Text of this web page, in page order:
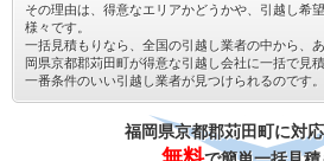
その理由は、得意なエリアかどうかや、引越し希
様々です。
一括見積もりなら、全国の引越し業者の中から、
岡県京都郡苅田町が得意な引越し会社に一括で見
一番条件のいい引越し業者が見つけられるのです。
福岡県京都郡苅田町に対